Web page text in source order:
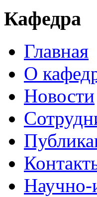
Кафедра
Главная
О
Новости
Научно-